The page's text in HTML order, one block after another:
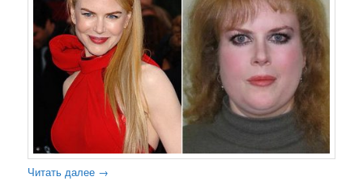
Читать далее →